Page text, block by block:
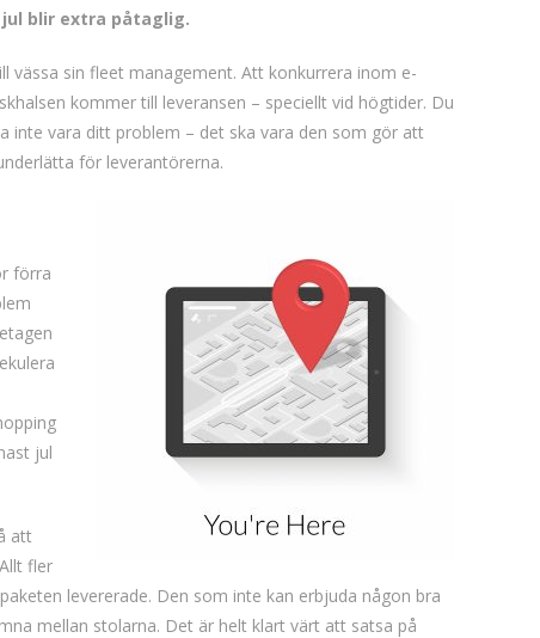
blir extra påtaglig.
sin fleet management. Att konkurrera inom e-
kommer till leveransen – speciellt vid högtider. Du
inte vara ditt problem – det ska vara den som gör att
för leverantörerna.
förra
jul
att
fler
levererade. Den som inte kan erbjuda någon bra
mellan stolarna. Det är helt klart värt att satsa på